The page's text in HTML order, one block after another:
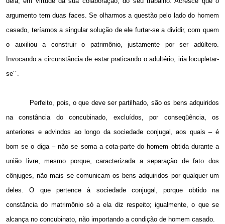
argumento tem duas faces. Se olharmos a questão pelo lado do homem
casado, teríamos a singular solução de ele furtar-se a dividir, com quem
o auxiliou a construir o patrimônio, justamente por ser adúltero.
Invocando a circunstância de estar praticando o adultério, iria locupletar-
se´´.
Perfeito, pois, o que deve ser partilhado, são os bens adquiridos
na constância do concubinado, excluídos, por conseqüência, os
anteriores e advindos ao longo da sociedade conjugal, aos quais – é
bom se o diga – não se soma a cota-parte do homem obtida durante a
união livre, mesmo porque, caracterizada a separação de fato dos
cônjuges, não mais se comunicam os bens adquiridos por qualquer um
deles. O que pertence à sociedade conjugal, porque obtido na
constância do matrimônio só a ela diz respeito; igualmente, o que se
alcança no concubinato, não importando a condição de homem casado.